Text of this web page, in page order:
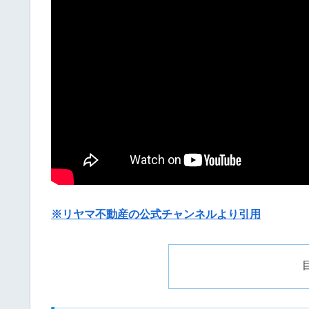
※リヤマ不動産の公式チャンネルより引用